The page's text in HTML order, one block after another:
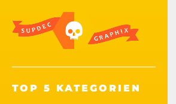
TOP 5 KATEGORIEN